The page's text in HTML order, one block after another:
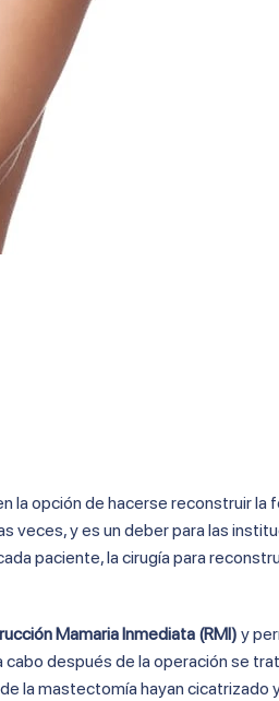
la opción de hacerse reconstruir la
veces, y es un deber para las
paciente, la cirugía para
Mamaria Inmediata (RMI) y
después de la operación se
la mastectomía hayan cicatrizado